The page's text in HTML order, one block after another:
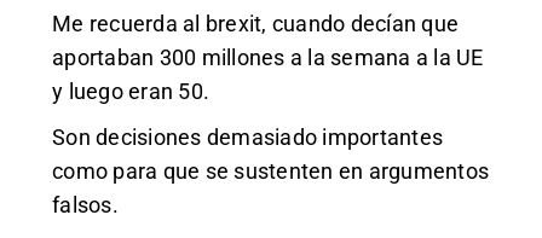
Me recuerda al brexit, cuando decían que
aportaban 300 millones a la semana a la UE
y luego eran 50.
Son decisiones demasiado importantes
como para que se sustenten en argumentos
falsos.